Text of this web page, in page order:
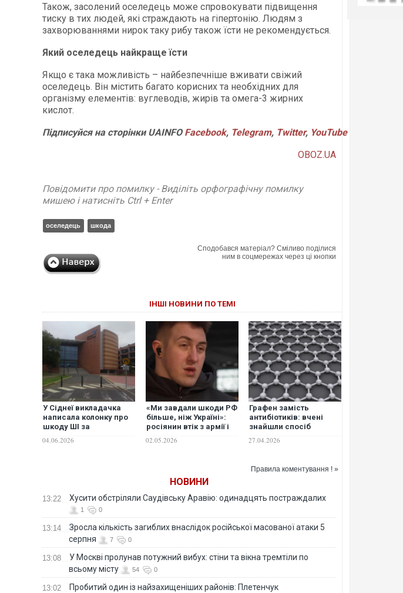
Також, засолений оселедець може спровокувати підвищення
тиску в тих людей, які страждають на гіпертонію. Людям з
захворюваннями нирок таку рибу також їсти не рекомендується.
Який оселедець найкраще їсти
Якщо є така можливість – найбезпечніше вживати свіжий
оселедець. Він містить багато корисних та необхідних для
організму елементів: вуглеводів, жирів та омега-3 жирних
кислот.
Підписуйся на сторінки UAINFO Facebook, Telegram, Twitter, YouTube
OBOZ.UA
Повідомити про помилку - Виділіть орфографічну помилку
мишею і натисніть Ctrl + Enter
оселедець шкода
Сподобався матеріал? Сміливо поділися
ним в соцмережах через ці кнопки
ІНШІ НОВИНИ ПО ТЕМІ
У Сіднеї викладачка
написала колонку про
шкоду ШІ за
інтелекту
04.06.2026
«Ми завдали шкоди РФ
більше, ніж Україні»:
росіянин втік з армії і
в стані противника
02.05.2026
Графен замість
антибіотиків: вчені
знайшли спосіб
без шкоди для людини
27.04.2026
Правила коментування ! »
НОВИНИ
13:22 Хусити обстріляли Саудівську Аравію: одинадцять постраждалих
1 0
13:14
Зросла кількість загиблих внаслідок російської масованої атаки 5
серпня
7 0
13:08
У Москві пролунав потужний вибух: стіни та вікна тремтіли по
всьому місту
54 0
13:02
Пробитий один із найзахищеніших районів: Плетенчук